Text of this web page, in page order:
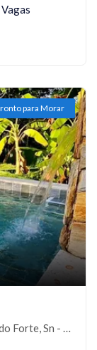
para Morar
Mata de São João-BA